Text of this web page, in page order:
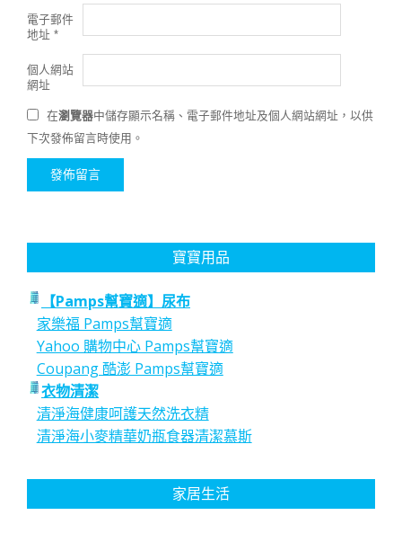
電子郵件
地址 *
個人網站
網址
在瀏覽器中儲存顯示名稱、電子郵件地址及個人網站網址，以供
下次發佈留言時使用。
寶寶用品
【Pamps幫寶適】尿布
家樂福 Pamps幫寶適
Yahoo 購物中心 Pamps幫寶適
Coupang 酷澎 Pamps幫寶適
衣物清潔
清淨海健康呵護天然洗衣精
清淨海小麥精華奶瓶食器清潔慕斯
家居生活